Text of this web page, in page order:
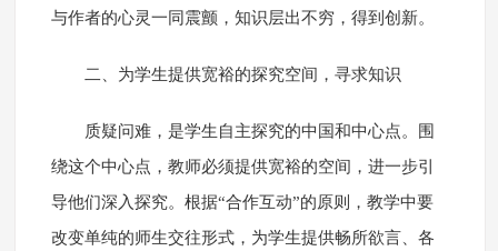
与作者的心灵一同震颤，知识层出不穷，得到创新。
二、为学生提供宽裕的探究空间，寻求知识
质疑问难，是学生自主探究的中国和中心点。围
绕这个中心点，教师必须提供宽裕的空间，进一步引
导他们深入探究。根据“合作互动”的原则，教学中要
改变单纯的师生交往形式，为学生提供畅所欲言、各